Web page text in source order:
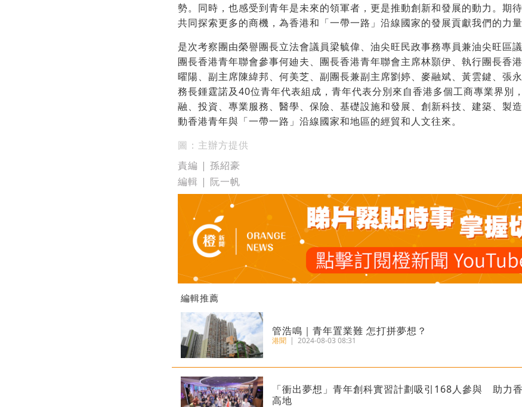
勢。同時，也感受到青年是未來的領軍者，更是推動創新和發展的動力。期
共同探索更多的商機，為香港和「一帶一路」沿線國家的發展貢獻我們的力量
是次考察團由榮譽團長立法會議員梁毓偉、油尖旺民政事務專員兼油尖旺區
團長香港青年聯會參事何廸夫、團長香港青年聯會主席林顥伊、執行團長香
曜陽、副主席陳緯邦、何美芝、副團長兼副主席劉婷、麥融斌、黃雲鍵、張
務長鍾霆諾及40位青年代表組成，青年代表分別來自香港多個工商專業界別
融、投資、專業服務、醫學、保險、基礎設施和發展、創新科技、建築、製
動香港青年與「一帶一路」沿線國家和地區的經貿和人文往來。
圖：主辦方提供
責編 | 孫紹豪
編輯 | 阮一帆
編輯推薦
管浩鳴｜青年置業難 怎打拼夢想？
港聞 | 2024-08-03 08:31
「衝出夢想」青年創科實習計劃吸引168人參與 助力
高地